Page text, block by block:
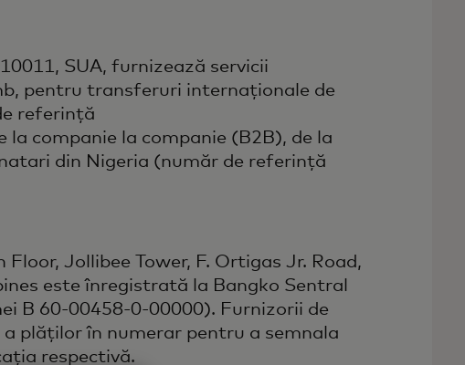
SUA, furnizează servicii
pentru transferuri internaționale de
referință
companie la companie (B2B), de la
din Nigeria (număr de referință
Jollibee Tower, F. Ortigas Jr. Road,
este înregistrată la Bangko Sentral
B 60-00458-0-00000). Furnizorii de
plăților în numerar pentru a semnala
respectivă.